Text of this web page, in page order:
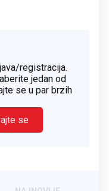
registracija.
jedan od
se u par brzih
se